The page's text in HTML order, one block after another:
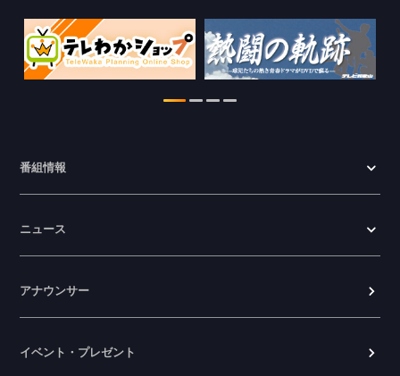
番組情報
ニュース
アナウンサー
イベント・プレゼント